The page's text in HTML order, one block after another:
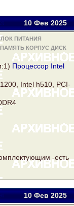
10 Фев2025
ПИТАНИЯ
ПАМЯТЬ КОРПУС ДИСК
Процессор Intel
Intel h510, PCI-
-есть
10 Фев2025